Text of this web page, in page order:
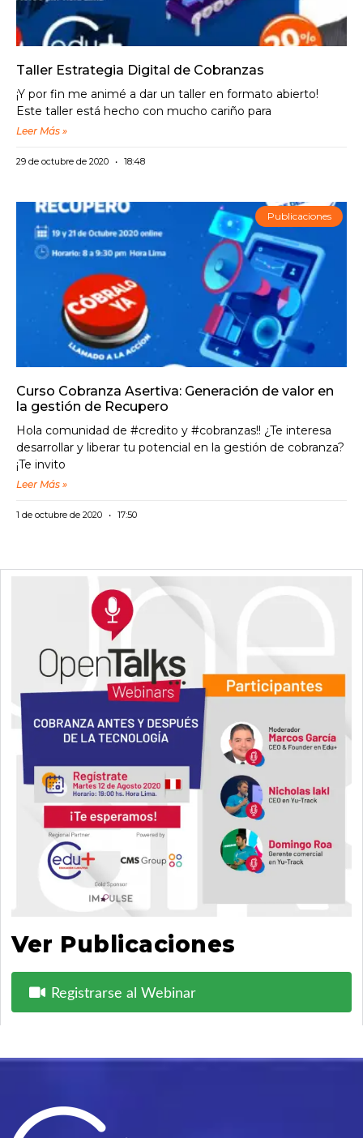
Taller Estrategia Digital de Cobranzas
¡Y por fin me animé a dar un taller en formato abierto!
Este taller está hecho con mucho cariño para
Leer Más »
29 de octubre de 2020 18:48
Publicaciones
Curso Cobranza Asertiva: Generación de valor en
la gestión de Recupero
Hola comunidad de #credito y #cobranzas!! ¿Te interesa
desarrollar y liberar tu potencial en la gestión de cobranza?
¡Te invito
Leer Más »
1 de octubre de 2020 17:50
Ver Publicaciones
Registrarse al Webinar